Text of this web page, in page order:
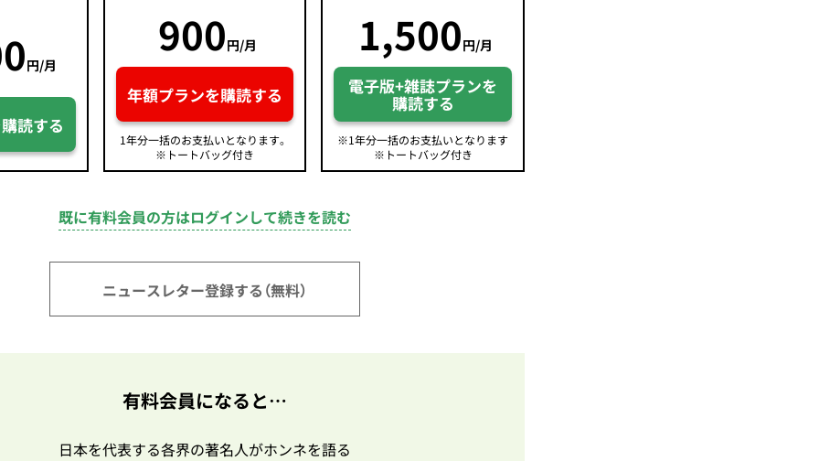
円/月
読する
900円/月
年額プランを購読する
1年分一括のお支払いとなります。
※トートバッグ付き
1,500円/月
電子版+雑誌プランを
購読する
※1年分一括のお支払いとなります
※トートバッグ付き
既に有料会員の方はログインして続きを読む
ニュースレター登録する（無料）
有料会員になると…
日本を代表する各界の著名人がホンネを語る